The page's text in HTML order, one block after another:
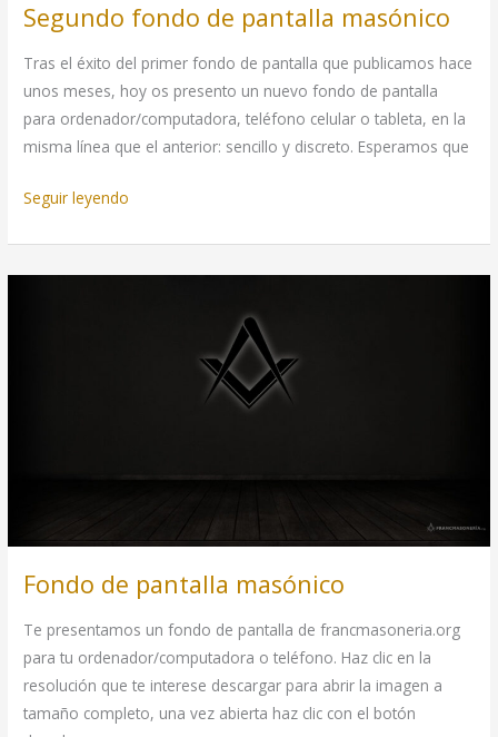
Segundo fondo de pantalla masónico
Tras el éxito del primer fondo de pantalla que publicamos hace
unos meses, hoy os presento un nuevo fondo de pantalla
para ordenador/computadora, teléfono celular o tableta, en la
misma línea que el anterior: sencillo y discreto. Esperamos que
Segundo
de
pantalla
Seguir leyendo
Fondo de pantalla masónico
Te presentamos un fondo de pantalla de francmasoneria.org
para tu ordenador/computadora o teléfono. Haz clic en la
resolución que te interese descargar para abrir la imagen a
tamaño completo, una vez abierta haz clic con el botón